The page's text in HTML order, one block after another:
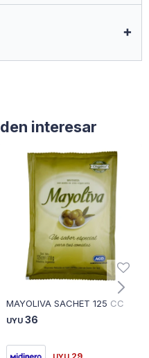
interesar
MAYOLIVA SACHET 125 CC
UYU 36